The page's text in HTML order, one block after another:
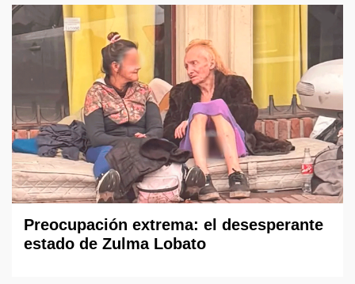
Preocupación extrema: el desesperante
estado de Zulma Lobato